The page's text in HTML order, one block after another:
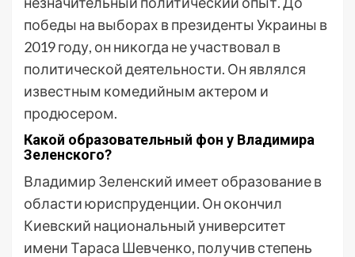
победы на выборах в президенты Украины в
2019 году, он никогда не участвовал в
политической деятельности. Он являлся
известным комедийным актером и
продюсером.
Какой образовательный фон у Владимира
Зеленского?
Владимир Зеленский имеет образование в
области юриспруденции. Он окончил
Киевский национальный университет
имени Тараса Шевченко, получив степень